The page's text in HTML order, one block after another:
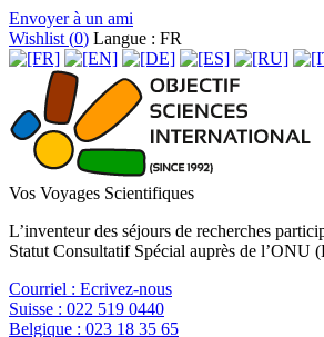
Envoyer à un ami
Wishlist (0) Langue : FR
Vos Voyages Scientifiques
L’inventeur des séjours de recherches
Statut Consultatif Spécial auprès de l’ONU
Courriel : Ecrivez-nous
Suisse : 022 519 0440
Belgique : 023 18 35 65